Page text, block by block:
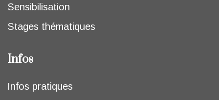
Sensibilisation
Stages thématiques
Infos
Infos pratiques